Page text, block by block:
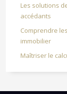
Les solutions
accédants
Comprendre
immobilier
Maîtriser le